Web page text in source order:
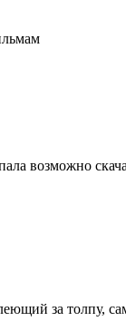
возможно
за толпу,